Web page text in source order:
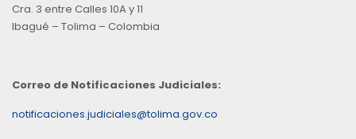
Cra. 3 entre Calles 10A y 11
Ibagué – Tolima – Colombia
Correo de Notificaciones Judiciales:
notificaciones.judiciales@tolima.gov.co